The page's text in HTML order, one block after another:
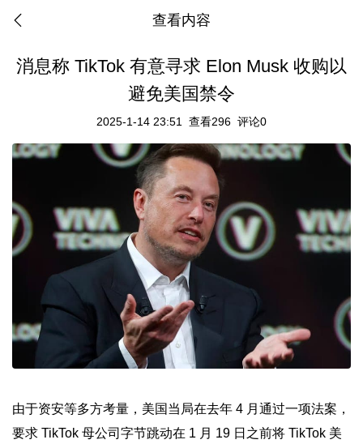
查看内容
消息称 TikTok 有意寻求 Elon Musk 收购以
避免美国禁令
2025-1-14 23:51 查看296 评论0
由于资安等多方考量，美国当局在去年 4 月通过一项法案，
要求 TikTok 母公司字节跳动在 1 月 19 日之前将 TikTok 美